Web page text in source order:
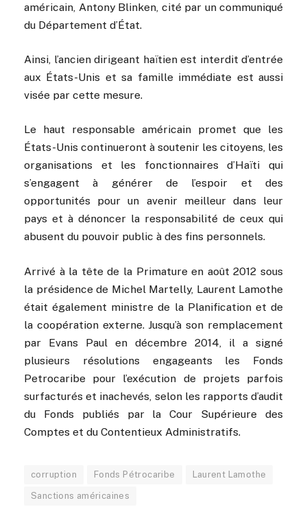
américain, Antony Blinken, cité par un communiqué
du Département d’État.
Ainsi, l’ancien dirigeant haïtien est interdit d’entrée
aux États-Unis et sa famille immédiate est aussi
visée par cette mesure.
Le haut responsable américain promet que les
États-Unis continueront à soutenir les citoyens, les
organisations et les fonctionnaires d’Haïti qui
s’engagent à générer de l’espoir et des
opportunités pour un avenir meilleur dans leur
pays et à dénoncer la responsabilité de ceux qui
abusent du pouvoir public à des fins personnels.
Arrivé à la tête de la Primature en août 2012 sous
la présidence de Michel Martelly, Laurent Lamothe
était également ministre de la Planification et de
la coopération externe. Jusqu’à son remplacement
par Evans Paul en décembre 2014, il a signé
plusieurs résolutions engageants les Fonds
Petrocaribe pour l’exécution de projets parfois
surfacturés et inachevés, selon les rapports d’audit
du Fonds publiés par la Cour Supérieure des
Comptes et du Contentieux Administratifs.
corruption Fonds Pétrocaribe Laurent Lamothe
Sanctions américaines